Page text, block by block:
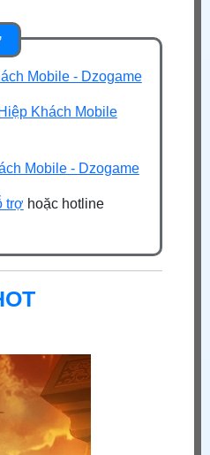
Mobile - Dzogame
Hiệp Khách Mobile
Mobile - Dzogame
trợ hoặc hotline